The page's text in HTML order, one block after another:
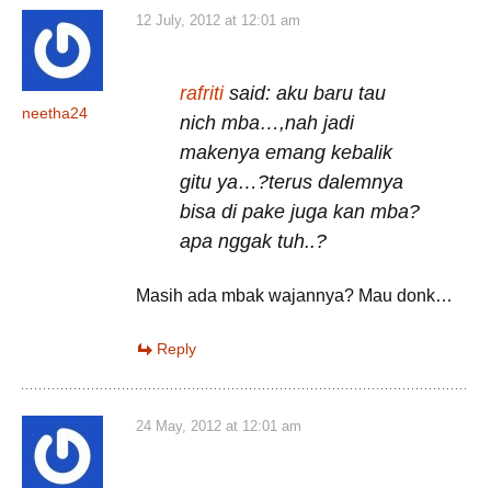
neetha24
12 July, 2012 at 12:01 am
rafritisaid: aku baru tau
nich mba…,nah jadi
makenya emang kebalik
gitu ya…?terus dalemnya
bisa di pake juga kan mba?
apa nggak tuh..?
Masih ada mbak wajannya? Mau donk…
Reply
24 May, 2012 at 12:01 am